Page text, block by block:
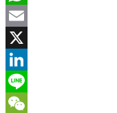
WhatsApp
Email
X
LinkedIn
Line